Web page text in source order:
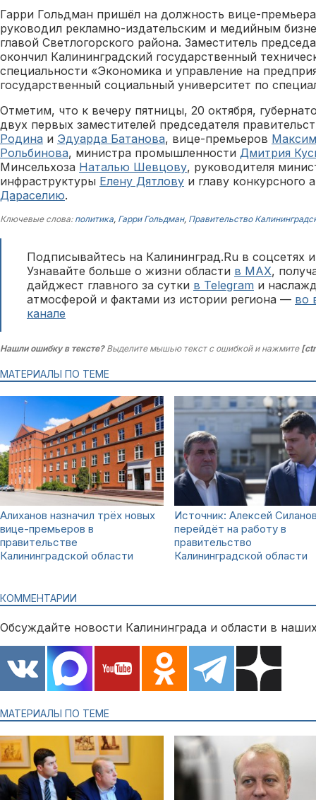
Гарри Гольдман пришёл на должность вице-
руководил рекламно-издательским и медийным
главой Светлогорского района. Заместитель
окончил Калининградский государственный
специальности «Экономика и управление на
государственный социальный университет по
Отметим, что к вечеру пятницы, 20 октября,
двух первых заместителей председателя
Родина и Эдуарда Батанова, вице-премьеров
Рольбинова, министра промышленности Дмитрия
Минсельхоза Наталью Шевцову, руководителя
инфраструктуры Елену Дятлову и главу конкурсного
Дараселию.
Ключевые слова: политика, Гарри Гольдман, Правительство
Подписывайтесь на Калининград.Ru в соцсетях
Узнавайте больше о жизни области в MAX,
дайджест главного за сутки в Telegram и
атмосферой и фактами из истории региона — во
канале
Нашли ошибку в тексте?Выделите мышью текст с ошибкой и нажмите
МАТЕРИАЛЫ ПО ТЕМЕ
Алиханов назначил трёх новых
вице-премьеров в
правительстве
Калининградской области
Источник: Алексей
перейдёт на работу в
правительство
Калининградской области
КОММЕНТАРИИ
Обсуждайте новости Калининграда и области в
МАТЕРИАЛЫ ПО ТЕМЕ